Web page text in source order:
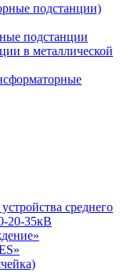
подстанции)
подстанции
в металлической
среднего
20-35кВ